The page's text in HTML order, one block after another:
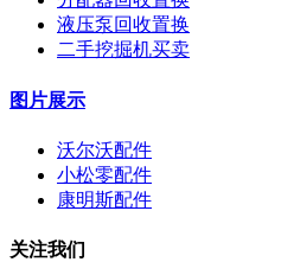
液压泵回收置换
二手挖掘机买卖
图片展示
沃尔沃配件
小松零配件
康明斯配件
关注我们